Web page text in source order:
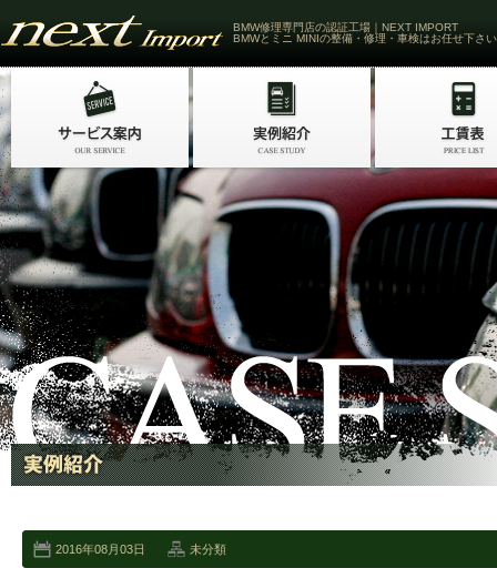
BMW修理専門店の認証工場｜NEXT IMPORT
BMWとミニ MINIの整備・修理・車検はお任せ下さい
2016年08月03日 未分類